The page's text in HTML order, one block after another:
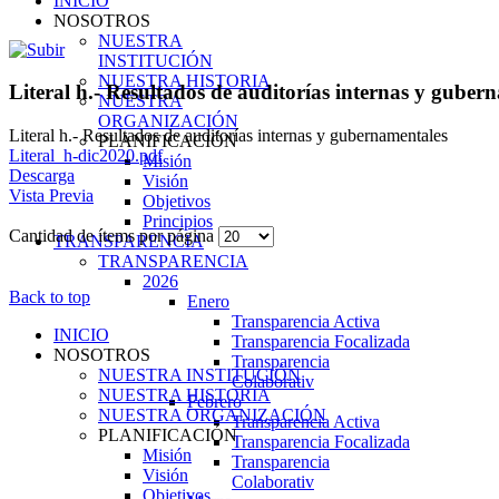
NOSOTROS
NUESTRA
INSTITUCIÓN
NUESTRA HISTORIA
NUESTRA
ORGANIZACIÓN
PLANIFICACIÓN
Misión
Visión
Objetivos
Principios
TRANSPARENCIA
TRANSPARENCIA
2026
Enero
Transparencia Activa
Transparencia Focalizada
Transparencia
Colaborativ
Febrero
Transparencia Activa
Transparencia Focalizada
Transparencia
Colaborativ
Literal h.- Resultados de auditorías internas y
Literal h.- Resultados de auditorías internas y gubernamentales
Literal_h-dic2020.pdf
Descarga
Vista Previa
Cantidad de ítems por página
Back to top
INICIO
NOSOTROS
NUESTRA INSTITUCIÓN
NUESTRA HISTORIA
NUESTRA ORGANIZACIÓN
PLANIFICACIÓN
Misión
Visión
Objetivos